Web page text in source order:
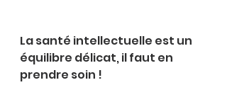
La santé intellectuelle est un
équilibre délicat, il faut en
prendre soin !